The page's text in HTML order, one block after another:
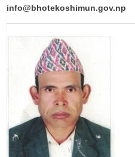
info@bhotekoshimun.gov.np